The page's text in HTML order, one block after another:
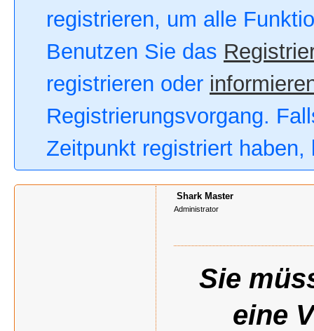
registrieren, um alle
Benutzen Sie das
registrieren oder
Registrierungsvorgang.
Zeitpunkt registriert
Shark Master
Administrator
Sie
eine